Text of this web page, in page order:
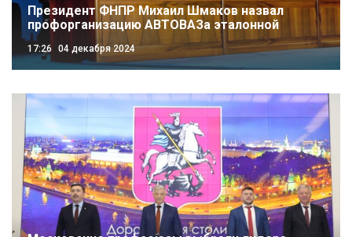
Президент ФНПР Михаил Шмаков назвал
профорганизацию АВТОВАЗа эталонной
17:26 04 декабря 2024